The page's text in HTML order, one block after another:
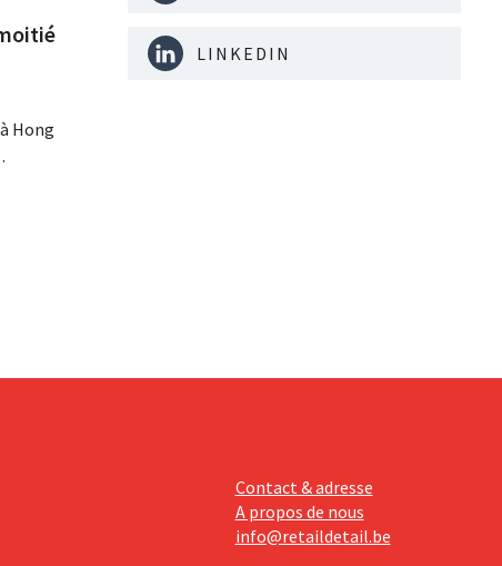
Hong
LINKEDIN
Contact & adresse
A propos de nous
info@retaildetail.be